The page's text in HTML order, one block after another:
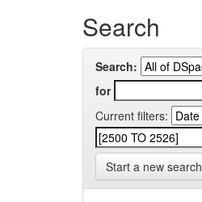
Search
Search:
for
Current filters:
Start a new search